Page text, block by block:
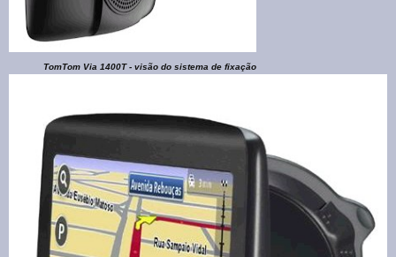
TomTom Via 1400T - visão do sistema de fixação